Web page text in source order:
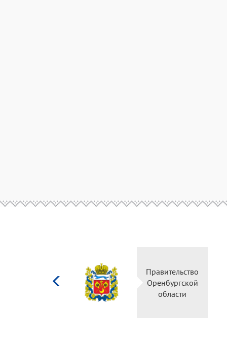
Правительство
Оренбургской
области